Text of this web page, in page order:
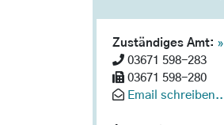
Zuständiges Amt:
03671 598-283
03671 598-280
Email